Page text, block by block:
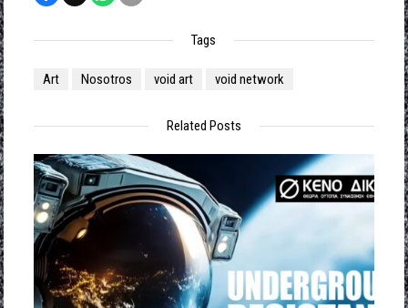
Tags
Art Nosotros void art void network
Related Posts